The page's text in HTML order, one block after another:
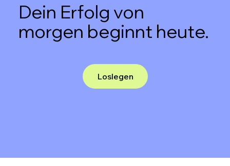
Dein Erfolg von
morgen beginnt heute.
Loslegen